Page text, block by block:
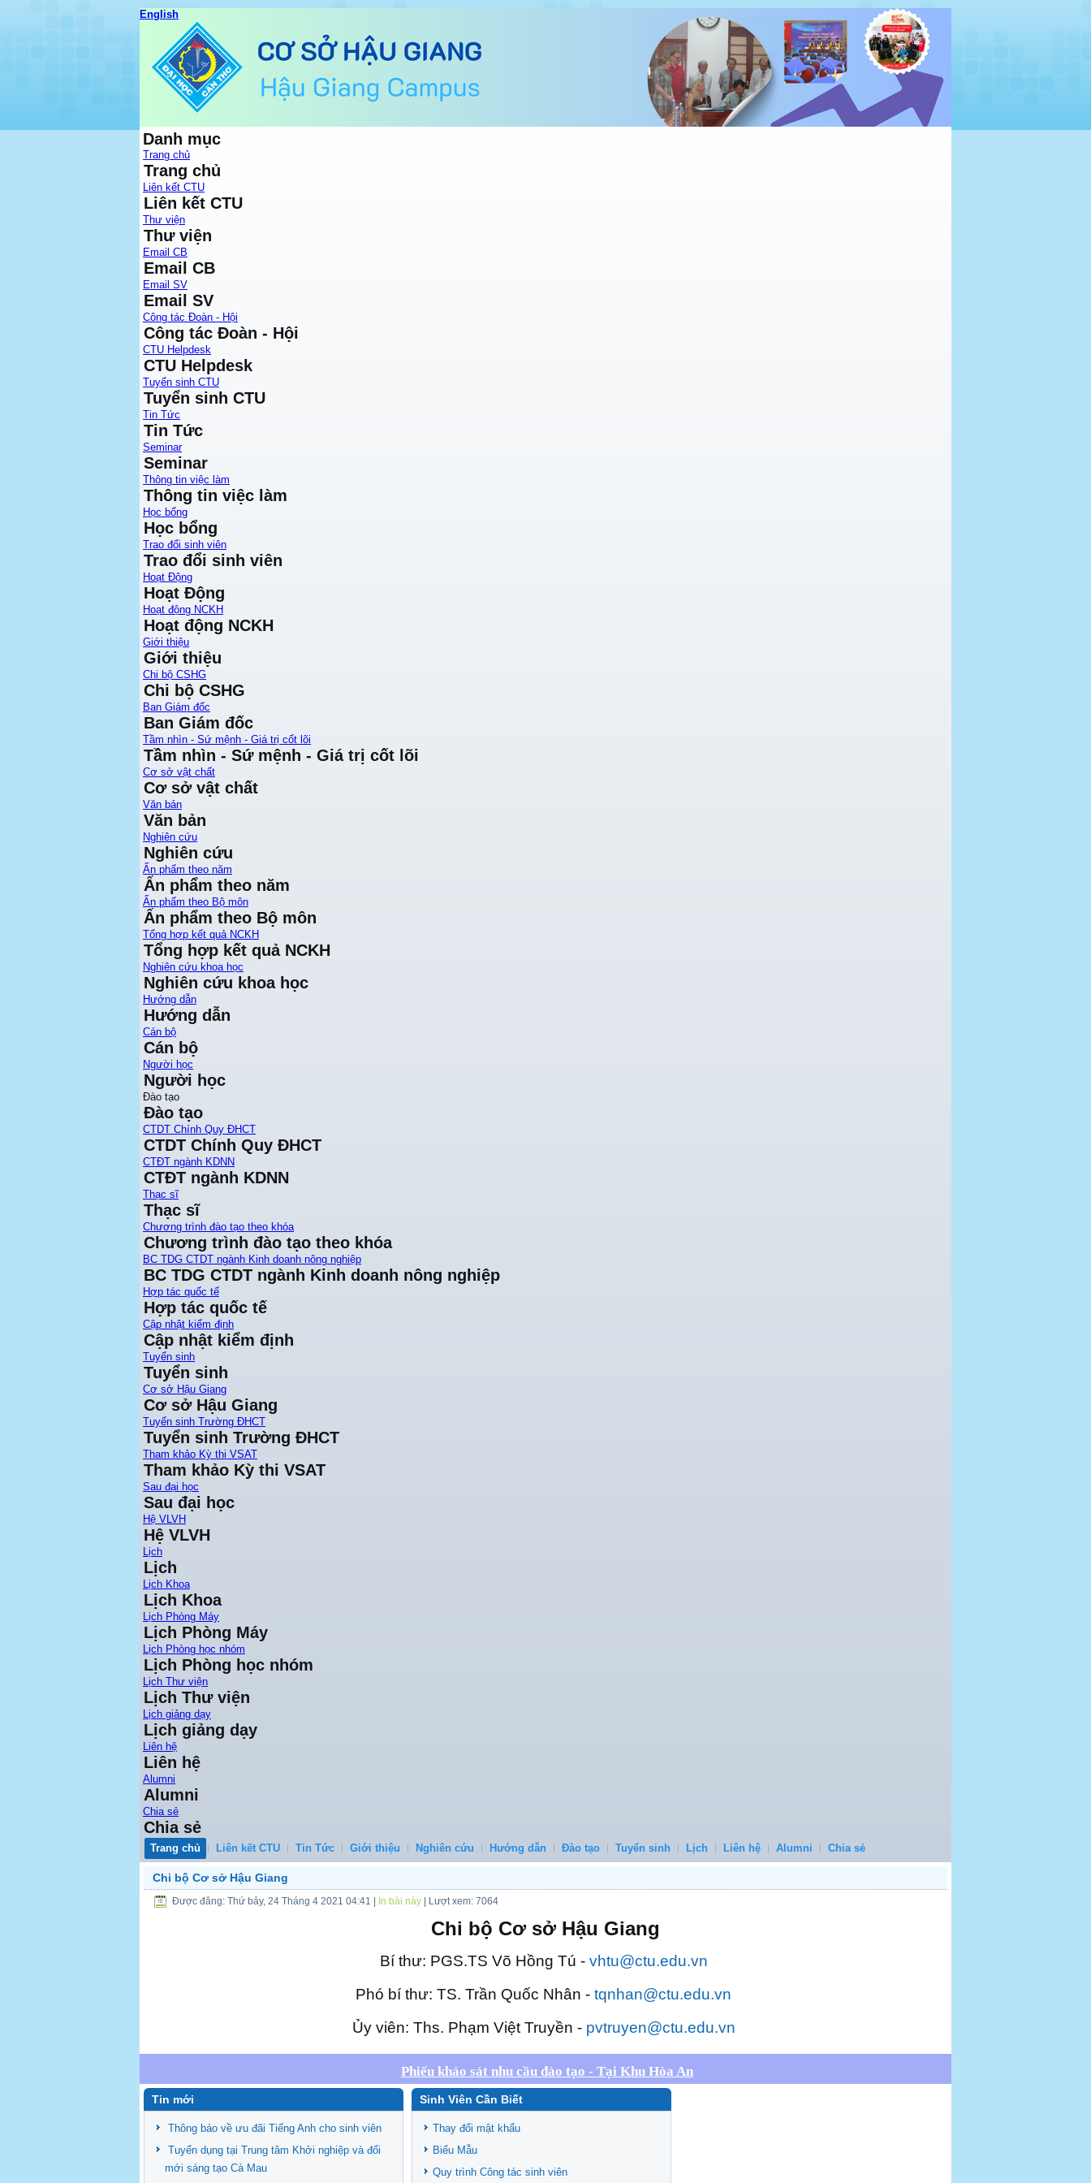
English
Danh mục
Trang chủ
Trang chủ
Liên kết CTU
Liên kết CTU
Thư viện
Thư viện
Email CB
Email CB
Email SV
Email SV
Công tác Đoàn - Hội
Công tác Đoàn - Hội
CTU Helpdesk
CTU Helpdesk
Tuyển sinh CTU
Tuyển sinh CTU
Tin Tức
Tin Tức
Seminar
Seminar
Thông tin việc làm
Thông tin việc làm
Học bổng
Học bổng
Trao đổi sinh viên
Trao đổi sinh viên
Hoạt Động
Hoạt Động
Hoạt động NCKH
Hoạt động NCKH
Giới thiệu
Giới thiệu
Chi bộ CSHG
Chi bộ CSHG
Ban Giám đốc
Ban Giám đốc
Tầm nhìn - Sứ mệnh - Giá trị cốt lõi
Tầm nhìn - Sứ mệnh - Giá trị cốt lõi
Cơ sở vật chất
Cơ sở vật chất
Văn bản
Văn bản
Nghiên cứu
Nghiên cứu
Ấn phẩm theo năm
Ấn phẩm theo năm
Ấn phẩm theo Bộ môn
Ấn phẩm theo Bộ môn
Tổng hợp kết quả NCKH
Tổng hợp kết quả NCKH
Nghiên cứu khoa học
Nghiên cứu khoa học
Hướng dẫn
Hướng dẫn
Cán bộ
Cán bộ
Người học
Người học
Đào tạo
Đào tạo
CTDT Chính Quy ĐHCT
CTDT Chính Quy ĐHCT
CTĐT ngành KDNN
CTĐT ngành KDNN
Thạc sĩ
Thạc sĩ
Chương trình đào tạo theo khóa
Chương trình đào tạo theo khóa
BC TDG CTDT ngành Kinh doanh nông nghiệp
BC TDG CTDT ngành Kinh doanh nông nghiệp
Hợp tác quốc tế
Hợp tác quốc tế
Cập nhật kiểm định
Cập nhật kiểm định
Tuyển sinh
Tuyển sinh
Cơ sở Hậu Giang
Cơ sở Hậu Giang
Tuyển sinh Trường ĐHCT
Tuyển sinh Trường ĐHCT
Tham khảo Kỳ thi VSAT
Tham khảo Kỳ thi VSAT
Sau đại học
Sau đại học
Hệ VLVH
Hệ VLVH
Lịch
Lịch
Lịch Khoa
Lịch Khoa
Lịch Phòng Máy
Lịch Phòng Máy
Lịch Phòng học nhóm
Lịch Phòng học nhóm
Lịch Thư viện
Lịch Thư viện
Lịch giảng dạy
Lịch giảng dạy
Liên hệ
Liên hệ
Alumni
Alumni
Chia sẻ
Chia sẻ
Trang chủ Liên kết CTU Tin Tức Giới thiệu Nghiên cứu Hướng dẫn Đào tạo Tuyển sinh Lịch Liên hệ Alumni Chia sẻ
Chi bộ Cơ sở Hậu Giang
Được đăng: Thứ bảy, 24 Tháng 4 2021 04:41 In bài này | Lượt xem: 7064
Chi bộ Cơ sở Hậu Giang
Bí thư: PGS.TS Võ Hồng Tú - vhtu@ctu.edu.vn
Phó bí thư: TS. Trần Quốc Nhân - tqnhan@ctu.edu.vn
Ủy viên: Ths. Phạm Việt Truyền - pvtruyen@ctu.edu.vn
Phiếu khảo sát nhu cầu đào tạo - Tại Khu Hòa An
Tin mới
Thông báo về ưu đãi Tiếng Anh cho sinh viên
Tuyển dụng tại Trung tâm Khởi nghiệp và đổi
mới sáng tạo Cà Mau
Sinh Viên Cần Biết
Thay đổi mật khẩu
Biểu Mẫu
Quy trình Công tác sinh viên